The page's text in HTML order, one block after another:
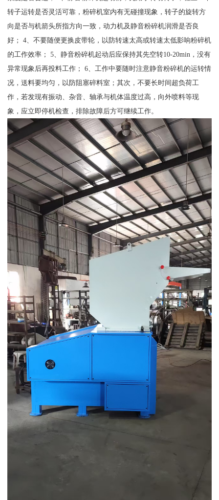
转子运转是否灵活可靠，粉碎机室内有无碰撞现象，转子的旋转方
向是否与机箭头所指方向一致，动力机及静音粉碎机润滑是否良
好； 4、不要随便更换皮带轮，以防转速太高或转速太低影响粉碎机
的工作效率； 5、静音粉碎机起动后应保持其先空转10-20min，没有
异常现象后再投料工作； 6、工作中要随时注意静音粉碎机的运转情
况，送料要均匀，以防阻塞碎料室；其次，不要长时间超负荷工
作，若发现有振动、杂音、轴承与机体温度过高，向外喷料等现
象，应立即停机检查，排除故障后方可继续工作。